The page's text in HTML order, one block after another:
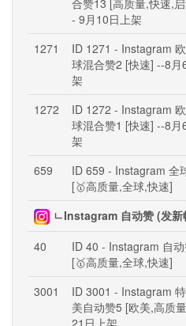
合赞13 [高质量,快速,
- 9月10日上架
1271
ID 1271 - Instagram
球混合赞2 [快速] --8月
架
1272
ID 1272 - Instagram
球混合赞1 [快速] --8月
架
659
ID 659 - Instagram 全
[🥇高质量,全球,快速]
ㄴInstagram 自动赞 (发新
40
ID 40 - Instagram 自动
[🥇高质量,全球,快速]
3001
ID 3001 - Instagram
美自动赞5 [欧美,高质
21日上架